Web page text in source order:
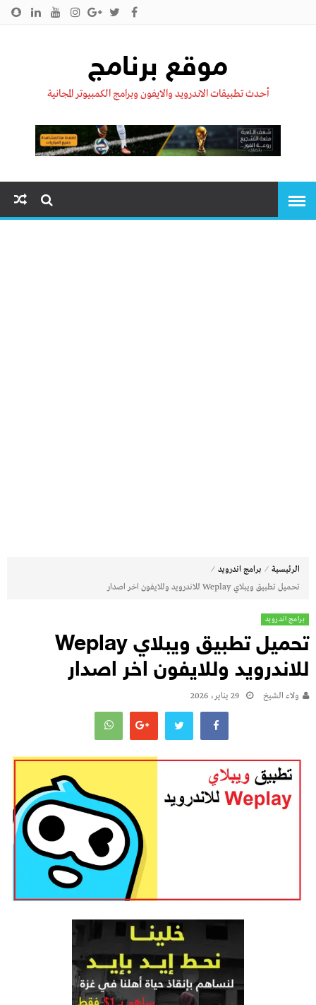
موقع برنامج
أحدث تطبيقات الاندرويد والايفون وبرامج الكمبيوتر المجانية
الرئيسية ⁄ برامج اندرويد ⁄
تحميل تطبيق ويبلاي Weplay للاندرويد وللايفون اخر اصدار
برامج اندرويد
تحميل تطبيق ويبلاي Weplay
للاندرويد وللايفون اخر اصدار
ولاء الشيخ 29 يناير، 2026